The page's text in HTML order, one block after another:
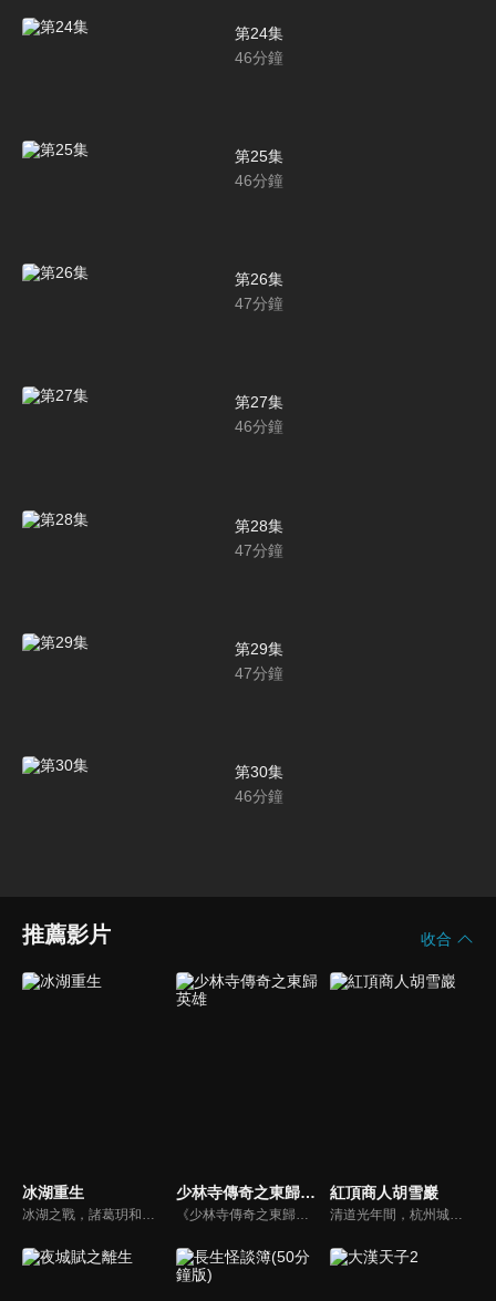
第24集
46分鐘
第25集
46分鐘
第26集
47分鐘
第27集
46分鐘
第28集
47分鐘
第29集
47分鐘
第30集
46分鐘
推薦影片 收合
冰湖重生 少林寺傳奇之東歸英雄
《少林寺傳奇之東歸英雄》陸劇線上看。清朝康熙年間，少林寺和尚們歷經千辛萬苦收復反叛勢力「西魯天會」，萬壽山將軍和冰玉公主被康熙皇帝的真誠所感動，願意進京覲見康熙。卻不料萬壽山詔安爲假，實際上是利用和尚們進入紫禁城，趁機殺掉康熙。一場血雨腥風的生死大戰即將展開。
紅頂商人胡雪巖